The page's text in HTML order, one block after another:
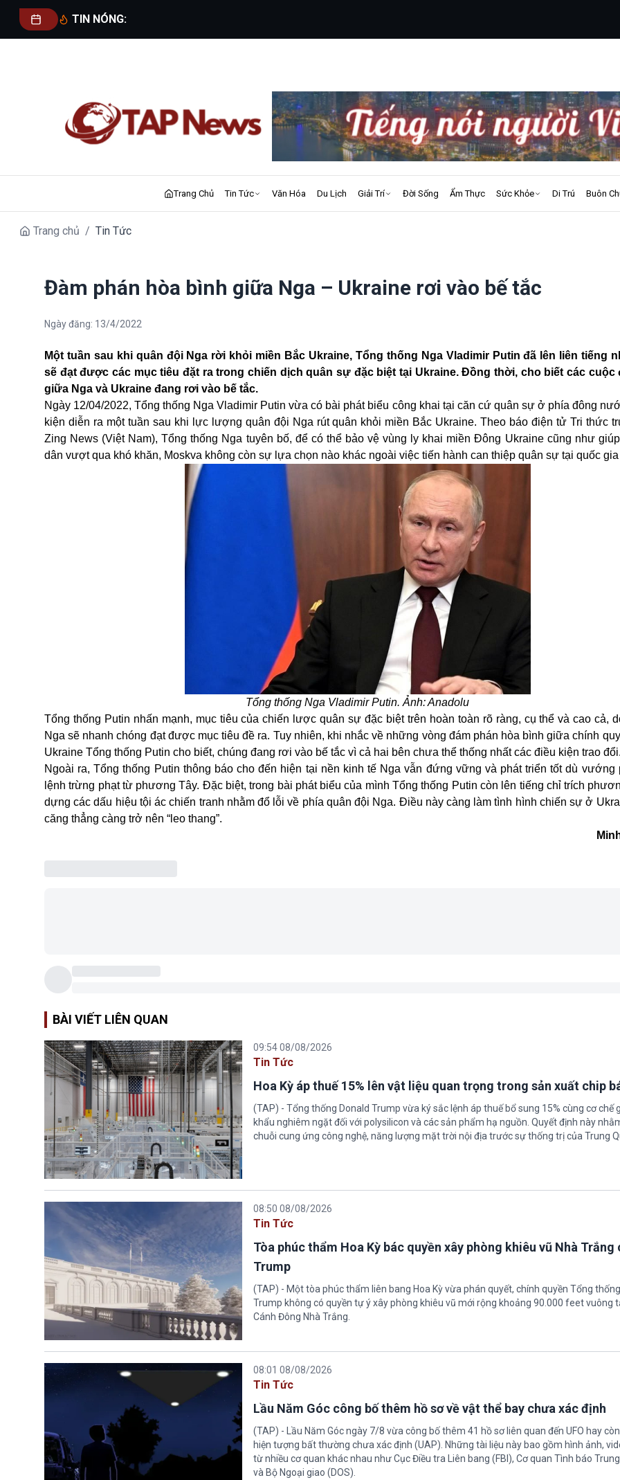
TIN NÓNG:
Trang Chủ Tin Tức Văn Hóa Du Lịch Giải Trí Đời Sống Ẩm Thực Sức Khỏe Di Trú Buôn
Trang chủ / Tin Tức
Đàm phán hòa bình giữa Nga – Ukraine rơi vào bế tắc
Ngày đăng: 13/4/2022
Một tuần sau khi quân đội Nga rời khỏi miền Bắc Ukraine, Tổng thống Nga Vladimir Putin đã lên liên tiếng
sẽ đạt được các mục tiêu đặt ra trong chiến dịch quân sự đặc biệt tại Ukraine. Đồng thời, cho biết các cuộc
giữa Nga và Ukraine đang rơi vào bế tắc.
Ngày 12/04/2022,Tổng thống Nga Vladimir Putin vừa có bài phát biểu công khai tại căn cứ quân sự ở phía đông
kiện diễn ra một tuần sau khi lực lượng quân đội Nga rút quân khỏi miền Bắc Ukraine. Theo báo điện tử Tri thức
Zing News (Việt Nam), Tổng thống Nga tuyên bố, để có thể bảo vệ vùng ly khai miền Đông Ukraine cũng như
dân vượt qua khó khăn, Moskva không còn sự lựa chọn nào khác ngoài việc tiến hành can thiệp quân sự tại quốc
Tổng thống Nga Vladimir Putin. Ảnh: Anadolu
Tổng thống Putin nhấn mạnh, mục tiêu của chiến lược quân sự đặc biệt trên hoàn toàn rõ ràng, cụ thể và cao cả,
Nga sẽ nhanh chóng đạt được mục tiêu đề ra. Tuy nhiên, khi nhắc về những vòng đám phán hòa bình giữa chính
Ukraine Tổng thống Putin cho biết, chúng đang rơi vào bế tắc vì cả hai bên chưa thể thống nhất các điều kiện trao đổi.
Ngoài ra, Tổng thống Putin thông báo cho đến hiện tại nền kinh tế Nga vẫn đứng vững và phát triển tốt dù vướng
lệnh trừng phạt từ phương Tây. Đặc biệt, trong bài phát biểu của mình Tổng thống Putin còn lên tiếng chỉ trích
dựng các dấu hiệu tội ác chiến tranh nhằm đổ lỗi về phía quân đội Nga. Điều này càng làm tình hình chiến sự ở
căng thẳng càng trở nên “leo thang”.
BÀI VIẾT LIÊN QUAN
09:54 08/08/2026
Tin Tức
Hoa Kỳ áp thuế 15% lên vật liệu quan trọng trong sản xuất chip
(TAP) - Tổng thống Donald Trump vừa ký sắc lệnh áp thuế bổ sung 15% cùng cơ chế
khẩu nghiêm ngặt đối với polysilicon và các sản phẩm hạ nguồn. Quyết định này
chuỗi cung ứng công nghệ, năng lượng mặt trời nội địa trước sự thống trị của Trung
08:50 08/08/2026
Tin Tức
Tòa phúc thẩm Hoa Kỳ bác quyền xây phòng khiêu vũ Nhà Trắng
Trump
(TAP) - Một tòa phúc thẩm liên bang Hoa Kỳ vừa phán quyết, chính quyền Tổng
Trump không có quyền tự ý xây phòng khiêu vũ mới rộng khoảng 90.000 feet vuông
Cánh Đông Nhà Trắng.
08:01 08/08/2026
Tin Tức
Lầu Năm Góc công bố thêm hồ sơ về vật thể bay chưa xác định
(TAP) - Lầu Năm Góc ngày 7/8 vừa công bố thêm 41 hồ sơ liên quan đến UFO hay
hiện tượng bất thường chưa xác định (UAP). Những tài liệu này bao gồm hình ảnh,
từ nhiều cơ quan khác nhau như Cục Điều tra Liên bang (FBI), Cơ quan Tình báo
và Bộ Ngoại giao (DOS).